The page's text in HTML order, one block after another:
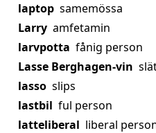
laptop samemössa
Larry amfetamin
larvpotta fånig person
Lasse Berghagen-vin
lasso slips
lastbil ful person
latteliberal liberal